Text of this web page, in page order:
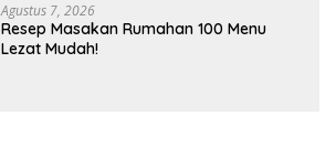
Agustus 7, 2026
Resep Masakan Rumahan 100 Menu
Lezat Mudah!